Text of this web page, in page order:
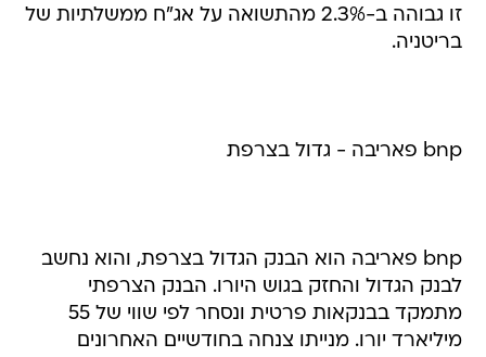
זו גבוהה ב-2.3% מהתשואה על אג"ח ממשלתיות של
בריטניה.
bnp פאריבה - גדול בצרפת
bnp פאריבה הוא הבנק הגדול בצרפת, והוא נחשב
לבנק הגדול והחזק בגוש היורו. הבנק הצרפתי
מתמקד בבנקאות פרטית ונסחר לפי שווי של 55
מיליארד יורו. מנייתו צנחה בחודשיים האחרונים